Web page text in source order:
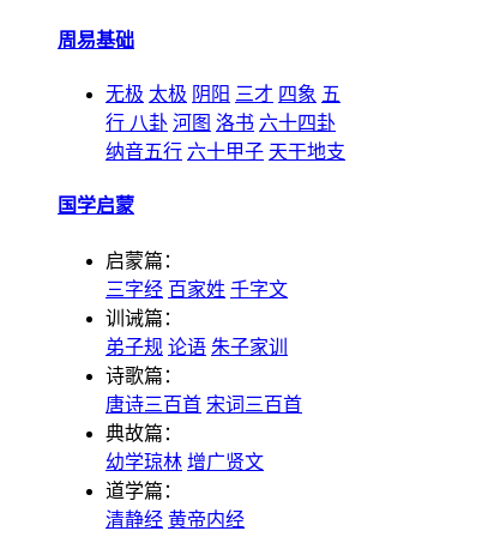
周易基础
无极 太极 阴阳 三才 四象 五
行 八卦 河图 洛书 六十四卦
纳音五行 六十甲子 天干地支
国学启蒙
启蒙篇：
三字经 百家姓 千字文
训诫篇：
弟子规 论语 朱子家训
诗歌篇：
唐诗三百首 宋词三百首
典故篇：
幼学琼林 增广贤文
道学篇：
清静经 黄帝内经